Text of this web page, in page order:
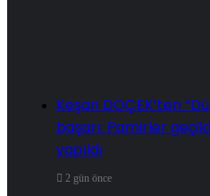
Keşan DOÇEK’ten
başarı: Pamirler
yapıldı
2 gün önce